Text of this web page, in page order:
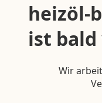
heizöl-
ist
Wir